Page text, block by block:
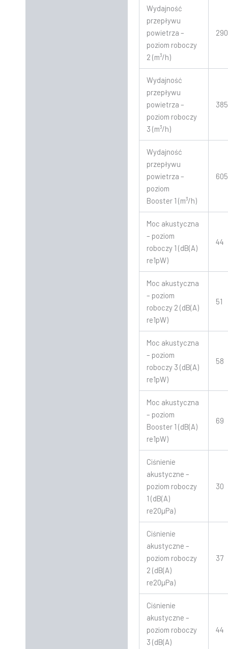
Wydajność
przepływu
powietrza –
poziom roboczy
2 (m³/h)
290
Wydajność
przepływu
powietrza –
poziom roboczy
3 (m³/h)
385
Wydajność
przepływu
powietrza –
poziom
Booster 1 (m³/h)
605
Moc akustyczna
– poziom
roboczy 1 (dB(A)
re1pW)
44
Moc akustyczna
– poziom
roboczy 2 (dB(A)
re1pW)
51
Moc akustyczna
– poziom
roboczy 3 (dB(A)
re1pW)
58
Moc akustyczna
– poziom
Booster 1 (dB(A)
re1pW)
69
Ciśnienie
akustyczne –
poziom roboczy
1 (dB(A)
re20µPa)
30
Ciśnienie
akustyczne –
poziom roboczy
2 (dB(A)
re20µPa)
37
Ciśnienie
akustyczne –
poziom roboczy
3 (dB(A)
44